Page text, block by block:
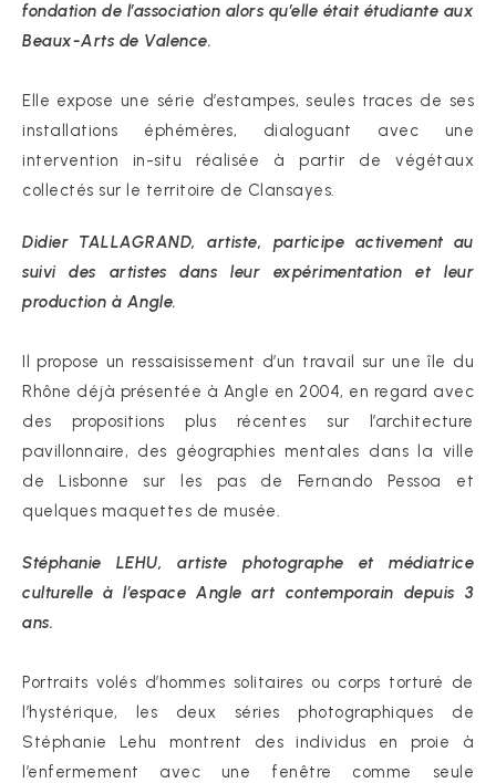
fondation de l’association alors qu’elle était étudiante aux
Beaux-Arts de Valence.
Elle expose une série d’estampes, seules traces de ses
installations éphémères, dialoguant avec une
intervention in-situ réalisée à partir de végétaux
collectés sur le territoire de Clansayes.
Didier TALLAGRAND, artiste, participe activement au
suivi des artistes dans leur expérimentation et leur
production à Angle.
Il propose un ressaisissement d’un travail sur une île du
Rhône déjà présentée à Angle en 2004, en regard avec
des propositions plus récentes sur l’architecture
pavillonnaire, des géographies mentales dans la ville
de Lisbonne sur les pas de Fernando Pessoa et
quelques maquettes de musée.
Stéphanie LEHU, artiste photographe et médiatrice
culturelle à l’espace Angle art contemporain depuis 3
ans.
Portraits volés d’hommes solitaires ou corps torturé de
l’hystérique, les deux séries photographiques de
Stéphanie Lehu montrent des individus en proie à
l’enfermement avec une fenêtre comme seule